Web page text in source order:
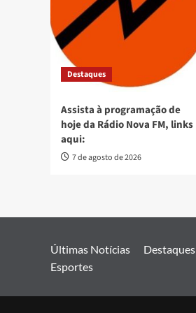
Destaques
Assista à programação de
hoje da Rádio Nova FM, links
aqui:
7 de agosto de 2026
Últimas Notícias Destaques
Esportes